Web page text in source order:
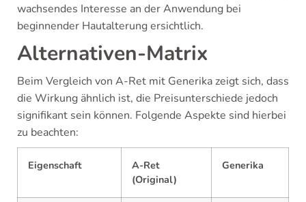
wachsendes Interesse an der Anwendung bei
beginnender Hautalterung ersichtlich.
Alternativen-Matrix
Beim Vergleich von A-Ret mit Generika zeigt sich, dass
die Wirkung ähnlich ist, die Preisunterschiede jedoch
signifikant sein können. Folgende Aspekte sind hierbei
zu beachten:
Eigenschaft
A-Ret
(Original)
Generika